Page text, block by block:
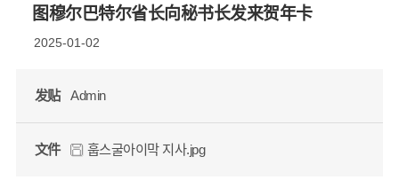
图穆尔巴特尔省长向秘书长发来贺年卡
2025-01-02
发贴 Admin
文件 훕스굴아이막 지사.jpg